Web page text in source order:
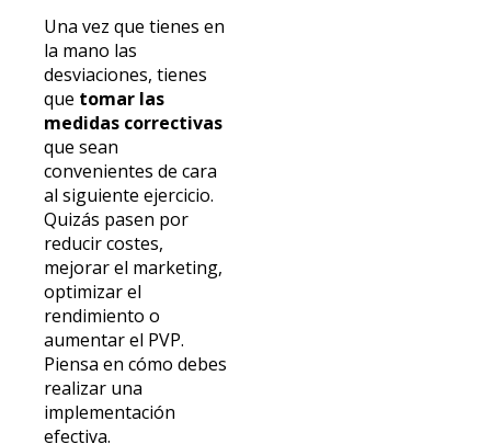
Una vez que tienes en
la mano las
desviaciones, tienes
que tomar las
medidas correctivas
que sean
convenientes de cara
al siguiente ejercicio.
Quizás pasen por
reducir costes,
mejorar el marketing,
optimizar el
rendimiento o
aumentar el PVP.
Piensa en cómo debes
realizar una
implementación
efectiva.